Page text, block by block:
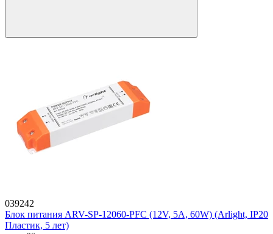
039242
Блок питания ARV-SP-12060-PFC (12V, 5A, 60W) (Arlight, IP20
Пластик, 5 лет)